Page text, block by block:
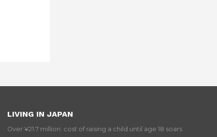
LIVING IN JAPAN
Over ¥21.7 million: cost of raising a child until age 18 soars